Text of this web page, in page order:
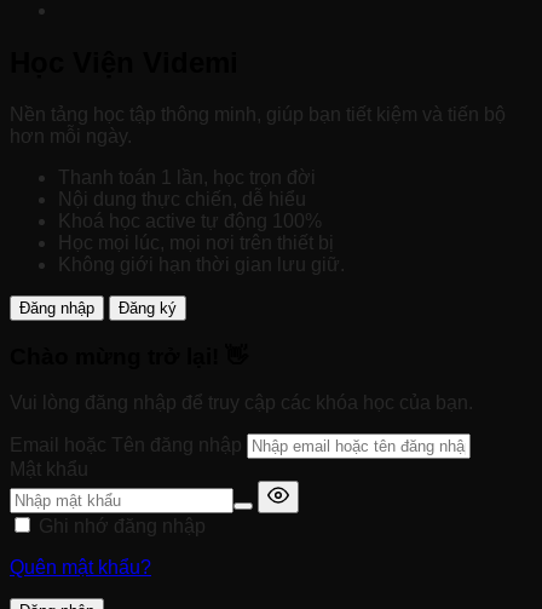
Nền tảng học tập thông minh, giúp bạn tiết kiệm và tiến bộ
hơn mỗi ngày.
Thanh toán 1 lần, học trọn đời
Nội dung thực chiến, dễ hiểu
Khoá học active tự động 100%
Học mọi lúc, mọi nơi trên thiết bị
Không giới hạn thời gian lưu giữ.
Đăng nhập Đăng ký
Vui lòng đăng nhập để truy cập các khóa học của bạn.
Email hoặc Tên đăng nhập
Mật khẩu
Ghi nhớ đăng nhập
Quên mật khẩu?